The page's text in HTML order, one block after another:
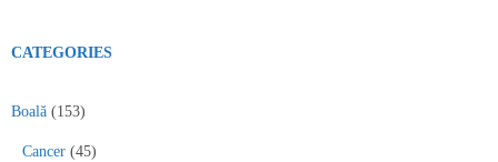
CATEGORIES
Boală (153)
Cancer (45)